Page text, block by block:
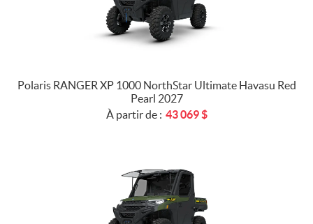
Polaris RANGER XP 1000 NorthStar Ultimate Havasu Red
Pearl 2027
À partir de : 43 069$